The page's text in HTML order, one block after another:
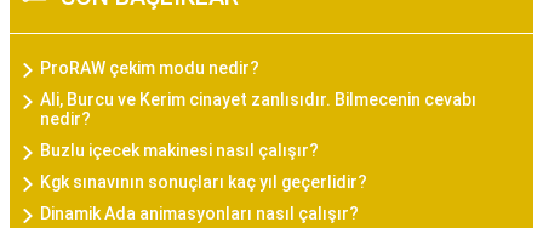
ProRAW çekim modu nedir?
Ali, Burcu ve Kerim cinayet zanlısıdır. Bilmecenin cevabı
nedir?
Buzlu içecek makinesi nasıl çalışır?
Kgk sınavının sonuçları kaç yıl geçerlidir?
Dinamik Ada animasyonları nasıl çalışır?